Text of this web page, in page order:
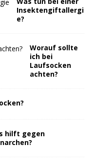
Insektengiftallergi
e?
Worauf sollte
ich bei
Laufsocken
achten?
hilft gegen